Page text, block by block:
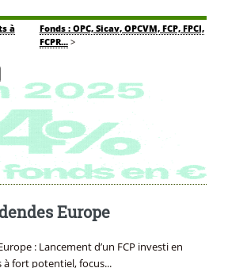
à
Fonds : OPC, Sicav, OPCVM, FCP, FPCI,
FCPR...>
Europe
: Lancement d’un FCP investi en
fort potentiel, focus...